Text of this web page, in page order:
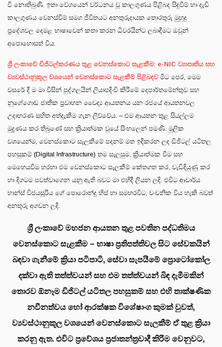
වී නොතිබුණි. ඉතා වේගයෙන් වර්ධනය වූ කාලගුණය පිළිබද සිදුවීම් හා දැඩි
කාලගුණය වෙනස්වීම් සමග ජීවිතයට අනතුරුදායක තොරතුරු මුහුදු
ප්‍රදේශවල දෙමළ භාෂාවෙන් කතා කරන ධීවරයින්ට ලබාදීමට ඔවුන්
අපොහොසත් විය.
ශ්‍රී ලංකාවේ ඩිජිටල්කරණය තුළ වෙනස්කොට සැළකීම: e-NIC ව්‍යාපෘතිය සහ
ව්‍යවස්ථානුකූල වශයෙන් වෙනස්කොට සැළකීම් පිළිබඳවමීට පෙර, මෙම
වසරේ දී ම මා විසින් පුද්ගලයින් ලියාපදිංචි කිරීමේ දෙපාර්තමේන්තුව සහ
නුගේගොඩ ජාතික ප්‍රවාහන වෛද්‍ය ආයතනය යන රජයේ ආයතනවල
උදාහරණ සහිත අත්දැකීම ගැන ලිව්වේය. – එම ආයතන තුළ සියල්ලම
මුද්‍රණය කර තිබුණේ සහ ක්‍රියාත්මක වූයේ සිංහලෙන් පමණි. මූලික
වශයෙන්ම, වෙනස්කොට සැලකීමේ පදනම් මත ඉදිකරන ලද ඩිජිටල් යටිතල
පහසුකම් (Digital Infrastructure) තම සැලසුම, ක්‍රියාත්මක වීම සහ
මෙහෙයවීම හරහා එම වෙනස්කොට සැලකීම් කේතගත කර, වැඩිදියුණු කර
හා දිගටම පවත්වාගෙන යනු ඇති බවට මා එහිදී ලියන ලදි. එවිට ආචාර්ය
හාන්ස් විජයසූරිය ගේ පොරොන්දු හිස් හා සමහරවිට, වංචනික විය හැකි බවත්
අනතුරු අගවන ලදි.
ශ්‍රී ලංකාවේ මහජන ආයතන තුළ පවතින පද්ධතිමය
වෙනස්කොට සැළකීම – භාෂා ප්‍රතිපත්තිවල සිට සේවකයින්
බඳවා ගැනීමේ ක්‍රියා පටිපාටි, සේවා සැපයීමේ ප්‍රොටෝකෝල
දක්වා ඇති තත්ත්වයන් සහ එම තත්ත්වයන් බිඳ දැමීමකින්
තොරව ඕනෑම ඩිජිටල් යටිතල පහසුකම් සහ එහි තාක්ෂණික
නවීනත්වය හෝ ආරක්ෂක විශේෂාංග කුමක් වුවත්,
ව්‍යවස්ථානුකූල වශයෙන් වෙනස්කොට සැලකීම් ඒ තුළ ක්‍රියා
කරනු ඇත. එවිට ප්‍රවේශය ප්‍රජාතන්ත්‍රවාදී කිරීම වෙනුවට,